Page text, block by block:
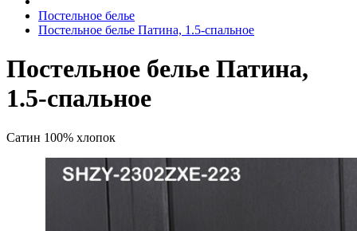
Постельное белье
Постельное белье Патина, 1.5-спальное
Постельное белье Патина,
1.5-спальное
Сатин 100% хлопок